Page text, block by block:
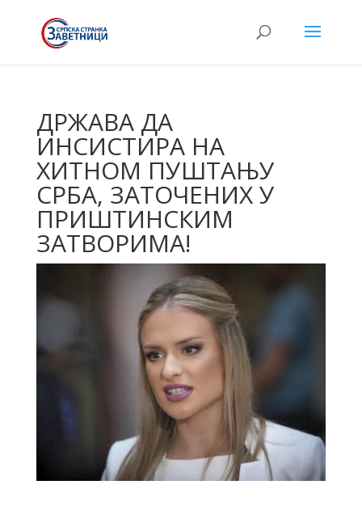
ДРЖАВА ДА
ИНСИСТИРА НА
ХИТНОМ ПУШТАЊУ
СРБА, ЗАТОЧЕНИХ У
ПРИШТИНСКИМ
ЗАТВОРИМА!